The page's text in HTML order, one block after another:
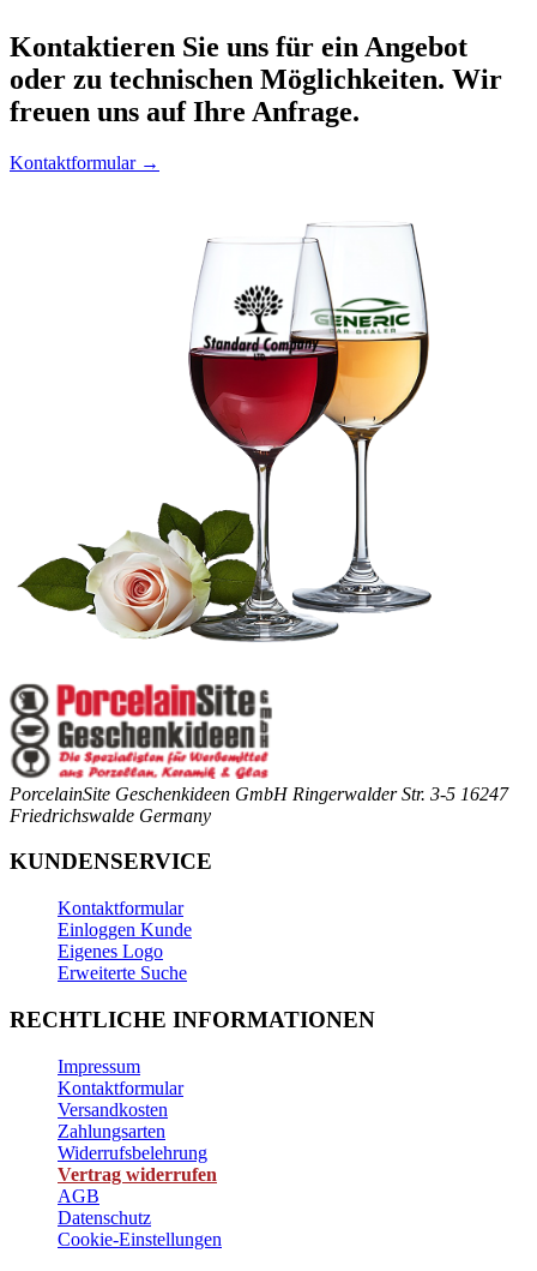
Kontaktieren Sie uns für ein Angebot
oder zu technischen Möglichkeiten. Wir
freuen uns auf Ihre Anfrage.
Kontaktformular →
PorcelainSite Geschenkideen GmbH Ringerwalder Str. 3-5 16247
Friedrichswalde Germany
KUNDENSERVICE
Kontaktformular
Einloggen Kunde
Eigenes Logo
Erweiterte Suche
RECHTLICHE INFORMATIONEN
Impressum
Kontaktformular
Versandkosten
Zahlungsarten
Widerrufsbelehrung
Vertrag widerrufen
AGB
Datenschutz
Cookie-Einstellungen